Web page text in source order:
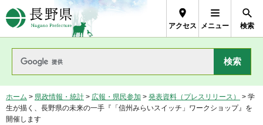
長野県Nagano Prefecture
アクセス メニュー 検索
ホーム > 県政情報・統計 > 広報・県民参加 > 発表資料（プレスリリース）
> 学
生が描く、長野県の未来の一手『「信州みらいスイッチ」ワークショップ』を
開催します